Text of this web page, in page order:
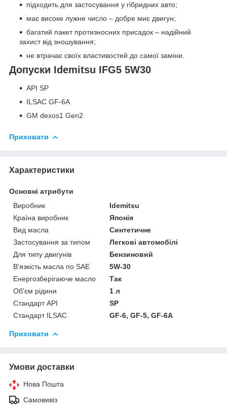
підходить для застосування у гібридних авто;
має високе лужне число – добре миє двигун;
багатий пакет протизносних присадок – надійний
захист від зношування;
не втрачає своїх властивостей до самої заміни.
Допуски Idemitsu IFG5 5W30
API SP
ILSAC GF-6A
GM dexos1 Gen2
Приховати
Характеристики
Основні атрибути
Виробник
Idemitsu
Країна виробник
Японія
Вид масла
Синтетичне
Застосування за типом
Легкові автомобілі
Для типу двигунів
Бензиновий
В'язкість масла по SAE
5W-30
Енергозберігаюче масло
Так
Об'єм рідини
1 л
Стандарт API
SP
Стандарт ILSAC
GF-6, GF-5, GF-6A
Приховати
Умови доставки
Нова Пошта
Самовивіз